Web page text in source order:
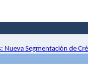
Nueva Segmentación de